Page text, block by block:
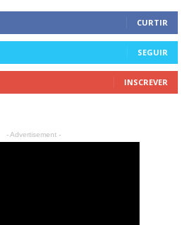
CURTIR
SEGUIR
INSCREVER
- Advertisement -